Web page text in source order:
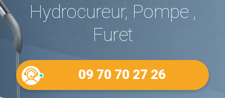
Hydrocureur, Pompe ,
Furet
09 70 70 27 26